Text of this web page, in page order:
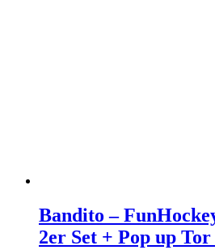
Bandito –
2er Set + Pop up